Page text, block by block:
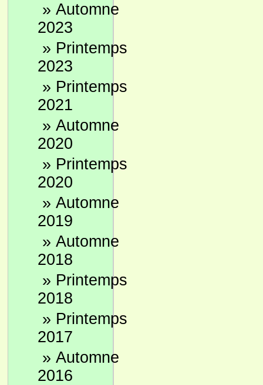
» Automne
2023
» Printemps
2023
» Printemps
2021
» Automne
2020
» Printemps
2020
» Automne
2019
» Automne
2018
» Printemps
2018
» Printemps
2017
» Automne
2016